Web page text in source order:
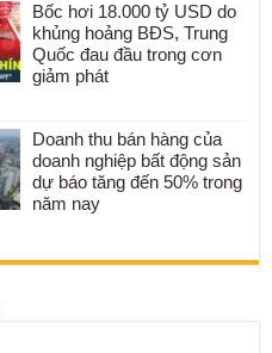
Bốc hơi 18.000 tỷ USD do
khủng hoảng BĐS, Trung
Quốc đau đầu trong cơn
giảm phát
Doanh thu bán hàng của
doanh nghiệp bất động sản
dự báo tăng đến 50% trong
năm nay